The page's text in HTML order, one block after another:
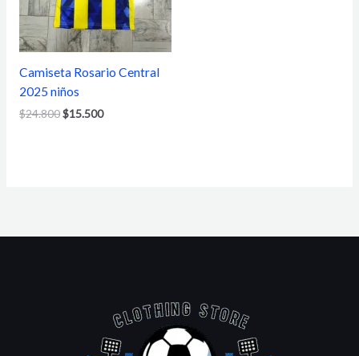
Camiseta Rosario Central
2025 niños
$24.800$15.500